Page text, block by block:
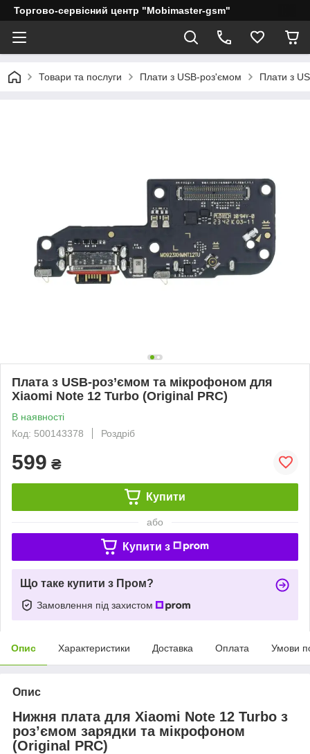
Торгово-сервісний центр "Mobimaster-gsm"
Товари та послуги Плати з USB-роз'ємом Плати з
Плата з USB-роз’ємом та мікрофоном для
Xiaomi Note 12 Turbo (Original PRC)
В наявності
Код: 500143378
Роздріб
599 ₴
Купити
або
Купити з
Що таке купити з Пром?
Замовлення під захистом
Опис Характеристики Доставка Оплата Умови
Опис
Нижня плата для Xiaomi Note 12 Turbo з
роз’ємом зарядки та мікрофоном
(Original PRC)